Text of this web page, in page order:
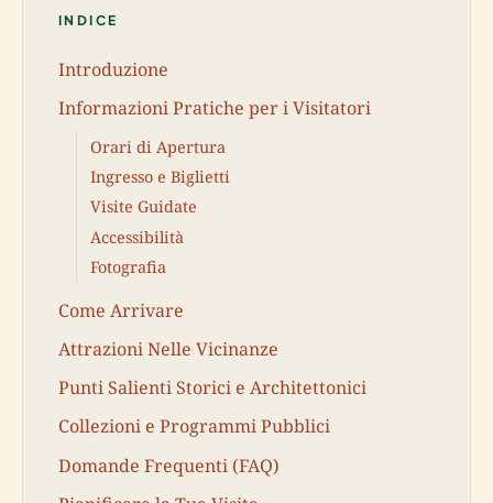
INDICE
Introduzione
Informazioni Pratiche per i Visitatori
Orari di Apertura
Ingresso e Biglietti
Visite Guidate
Accessibilità
Fotografia
Come Arrivare
Attrazioni Nelle Vicinanze
Punti Salienti Storici e Architettonici
Collezioni e Programmi Pubblici
Domande Frequenti (FAQ)